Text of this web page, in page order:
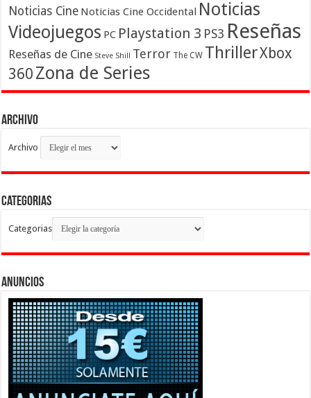
Noticias Cine Noticias Cine Occidental Noticias
Videojuegos PC Playstation 3 PS3 Reseñas
Reseñas de Cine Steve Shill Terror The CW ThrillerXbox
360 Zona de Series
Archivo
Archivo
Categorias
Categorias
Anuncios